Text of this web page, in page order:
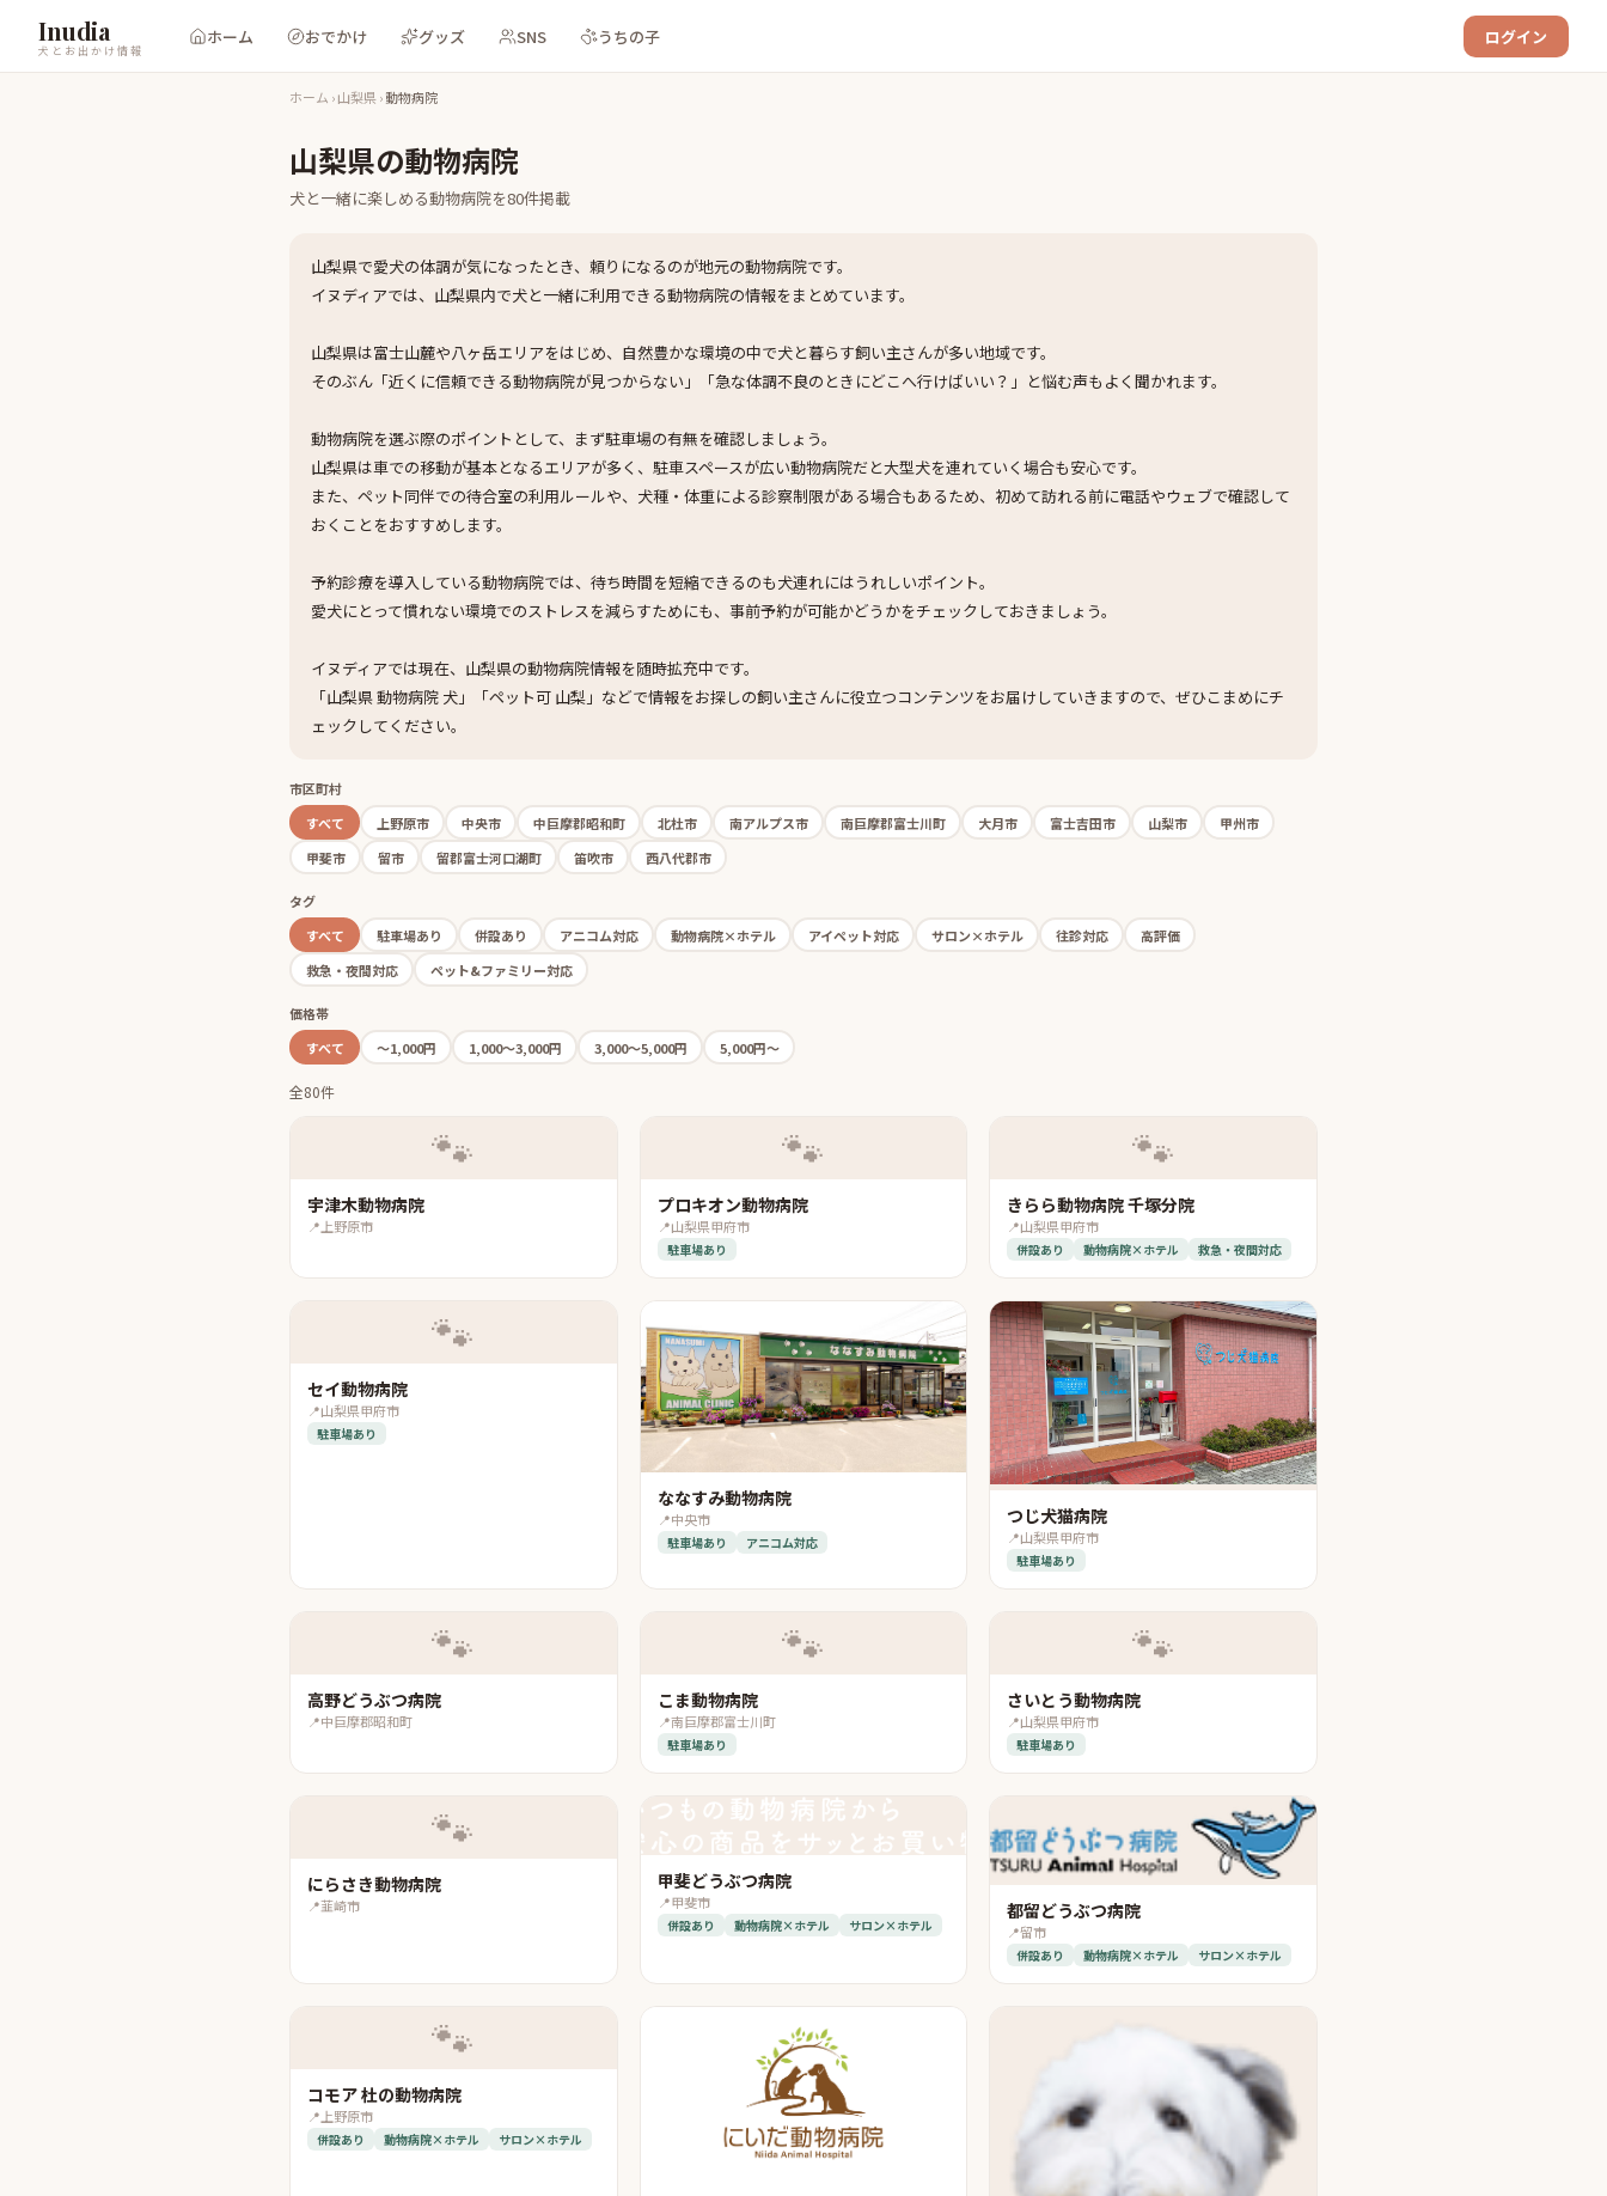
Inudia
犬とお出かけ情報
ホーム おでかけ グッズ SNS うちの子 ログイン
ホーム ›山梨県›動物病院
山梨県の動物病院
犬と一緒に楽しめる動物病院を80件掲載
山梨県で愛犬の体調が気になったとき、頼りになるのが地元の動物病院です。
イヌディアでは、山梨県内で犬と一緒に利用できる動物病院の情報をまとめています。
山梨県は富士山麓や八ヶ岳エリアをはじめ、自然豊かな環境の中で犬と暮らす飼い主さんが多い地域です。
そのぶん「近くに信頼できる動物病院が見つからない」「急な体調不良のときにどこへ行けばいい？」と悩む声もよく聞かれます。
動物病院を選ぶ際のポイントとして、まず駐車場の有無を確認しましょう。
山梨県は車での移動が基本となるエリアが多く、駐車スペースが広い動物病院だと大型犬を連れていく場合も安心です。
また、ペット同伴での待合室の利用ルールや、犬種・体重による診察制限がある場合もあるため、初めて訪れる前に電話やウェブで確認して
おくことをおすすめします。
予約診療を導入している動物病院では、待ち時間を短縮できるのも犬連れにはうれしいポイント。
愛犬にとって慣れない環境でのストレスを減らすためにも、事前予約が可能かどうかをチェックしておきましょう。
イヌディアでは現在、山梨県の動物病院情報を随時拡充中です。
「山梨県 動物病院 犬」「ペット可 山梨」などで情報をお探しの飼い主さんに役立つコンテンツをお届けしていきますので、ぜひこまめにチ
ェックしてください。
市区町村
すべて
上野原市 中央市 中巨摩郡昭和町 北杜市 南アルプス市 南巨摩郡富士川町 大月市 富士吉田市 山梨市
甲州市
甲斐市
留市 留郡富士河口湖町 笛吹市 西八代郡市
タグ
すべて
駐車場あり 併設あり アニコム対応 動物病院×ホテル アイペット対応 サロン×ホテル 往診対応
高評価
救急・夜間対応
ペット&ファミリー対応
価格帯
すべて
〜1,000円 1,000〜3,000円 3,000〜5,000円 5,000円〜
全80件
🐾
宇津木動物病院
📍 上野原市
🐾
プロキオン動物病院
📍山梨県甲府市
駐車場あり
🐾
きらら動物病院 千塚分院
📍山梨県甲府市
併設あり 動物病院×ホテル 救急・夜間対応
🐾
セイ動物病院
📍山梨県甲府市
駐車場あり
ななすみ動物病院
📍中央市
駐車場あり アニコム対応
つじ犬猫病院
📍山梨県甲府市
駐車場あり
🐾
高野どうぶつ病院
📍中巨摩郡昭和町
🐾
こま動物病院
📍南巨摩郡富士川町
駐車場あり
🐾
さいとう動物病院
📍山梨県甲府市
駐車場あり
🐾
にらさき動物病院
📍韮崎市
甲斐どうぶつ病院
📍甲斐市
併設あり 動物病院×ホテル サロン×ホテル
都留どうぶつ病院
📍留市
併設あり 動物病院×ホテル サロン×ホテル
🐾
コモア 杜の動物病院
📍 上野原市
併設あり 動物病院×ホテル サロン×ホテル